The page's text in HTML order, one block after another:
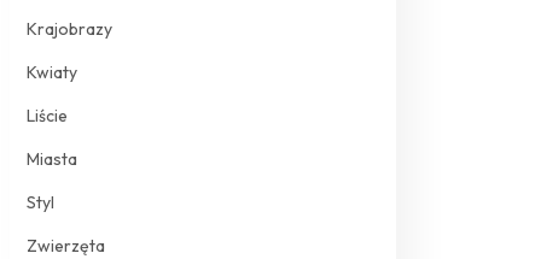
Krajobrazy
Kwiaty
Liście
Miasta
Styl
Zwierzęta